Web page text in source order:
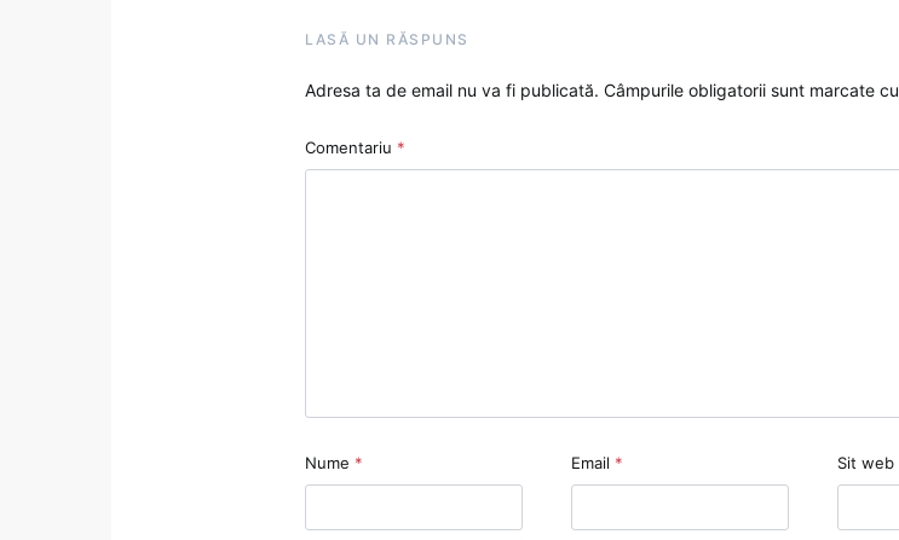
LASĂ UN RĂSPUNS
Adresa ta de email nu va fi publicată. Câmpurile obligatorii sunt marcate cu
Comentariu *
Nume * Email * Sit web